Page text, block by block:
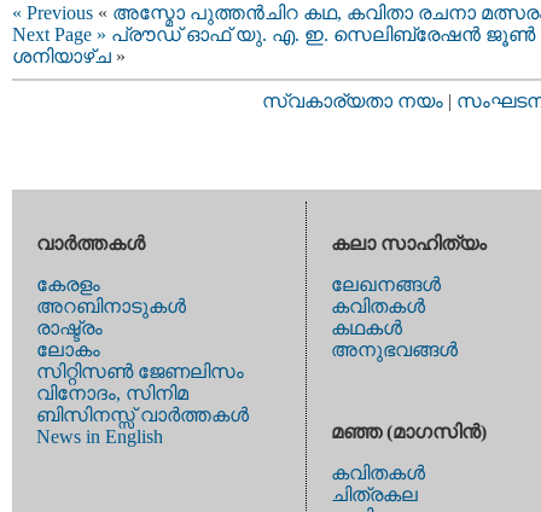
« Previous « അസ്മോ പുത്തൻചിറ കഥ, കവിതാ രചനാ
Next Page » പ്രൗഡ് ഓഫ് യു. എ. ഇ. സെലിബ്രേഷൻ ജൂൺ
ശനിയാഴ്ച »
സ്വകാര്യതാ നയം |
വാര്‍ത്തകള്‍
കേരളം
അറബിനാടുകള്‍
രാഷ്ട്രം
ലോകം
സിറ്റിസണ്‍ ജേണലിസം
വിനോദം, സിനിമ
ബിസിനസ്സ് വാര്‍ത്തകള്‍
News in English
കലാ സാഹിത്യം
ലേഖനങ്ങള്‍
കവിതകള്‍
കഥകള്‍
അനുഭവങ്ങള്‍
മഞ്ഞ (മാഗസിന്‍)
കവിതകള്‍
ചിത്രകല